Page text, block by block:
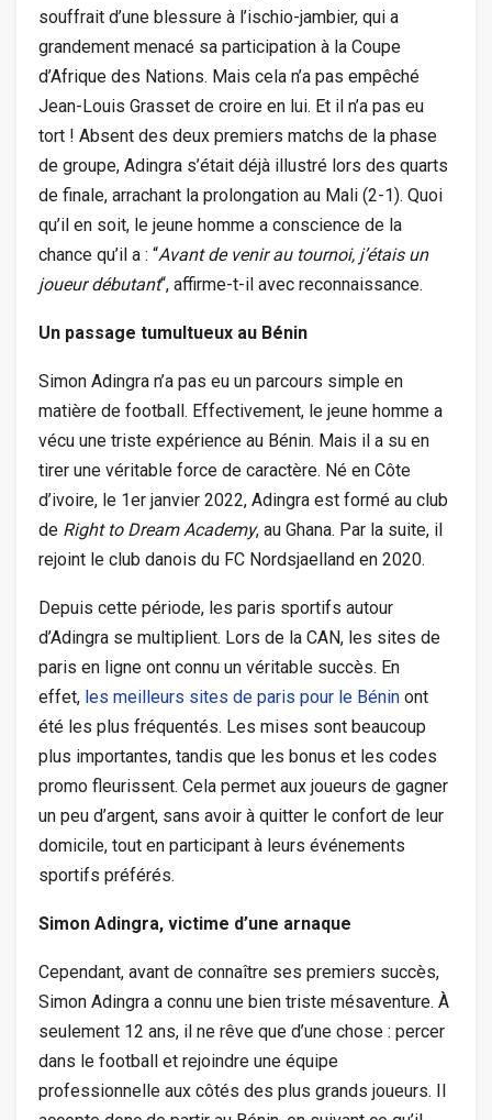
souffrait d’une blessure à l’ischio-jambier, qui a
grandement menacé sa participation à la Coupe
d’Afrique des Nations. Mais cela n’a pas empêché
Jean-Louis Grasset de croire en lui. Et il n’a pas eu
tort ! Absent des deux premiers matchs de la phase
de groupe, Adingra s’était déjà illustré lors des quarts
de finale, arrachant la prolongation au Mali (2-1). Quoi
qu’il en soit, le jeune homme a conscience de la
chance qu’il a : “Avant de venir au tournoi, j’étais un
joueur débutant“, affirme-t-il avec reconnaissance.
Un passage tumultueux au Bénin
Simon Adingra n’a pas eu un parcours simple en
matière de football. Effectivement, le jeune homme a
vécu une triste expérience au Bénin. Mais il a su en
tirer une véritable force de caractère. Né en Côte
d’ivoire, le 1er janvier 2022, Adingra est formé au club
de Right to Dream Academy, au Ghana. Par la suite, il
rejoint le club danois du FC Nordsjaelland en 2020.
Depuis cette période, les paris sportifs autour
d’Adingra se multiplient. Lors de la CAN, les sites de
paris en ligne ont connu un véritable succès. En
effet, les meilleurs sites de paris pour le Bénin ont
été les plus fréquentés. Les mises sont beaucoup
plus importantes, tandis que les bonus et les codes
promo fleurissent. Cela permet aux joueurs de gagner
un peu d’argent, sans avoir à quitter le confort de leur
domicile, tout en participant à leurs événements
sportifs préférés.
Simon Adingra, victime d’une arnaque
Cependant, avant de connaître ses premiers succès,
Simon Adingra a connu une bien triste mésaventure. À
seulement 12 ans, il ne rêve que d’une chose : percer
dans le football et rejoindre une équipe
professionnelle aux côtés des plus grands joueurs. Il